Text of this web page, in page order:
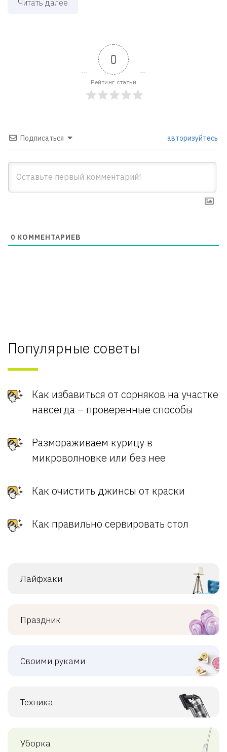
Читать далее
0
Рейтинг статьи
Подписаться авторизуйтесь
0 КОММЕНТАРИЕВ
Популярные советы
Как избавиться от сорняков на участке
навсегда – проверенные способы
Размораживаем курицу в
микроволновке или без нее
Как очистить джинсы от краски
Как правильно сервировать стол
Лайфхаки
Праздник
Своими руками
Техника
Уборка